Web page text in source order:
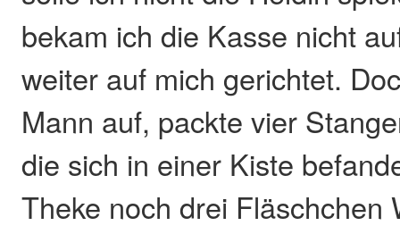
bekam ich die Kasse nicht
weiter auf mich gerichtet.
Mann auf, packte vier
die sich in einer Kiste
Theke noch drei Fläschchen